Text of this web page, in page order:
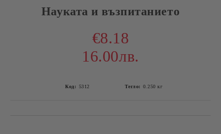
Науката и възпитанието
€8.18
16.00лв.
Код: 5312 Тегло: 0.250 кг